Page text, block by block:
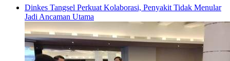
Dinkes Tangsel Perkuat Kolaborasi, Penyakit Tidak Menular
Jadi Ancaman Utama